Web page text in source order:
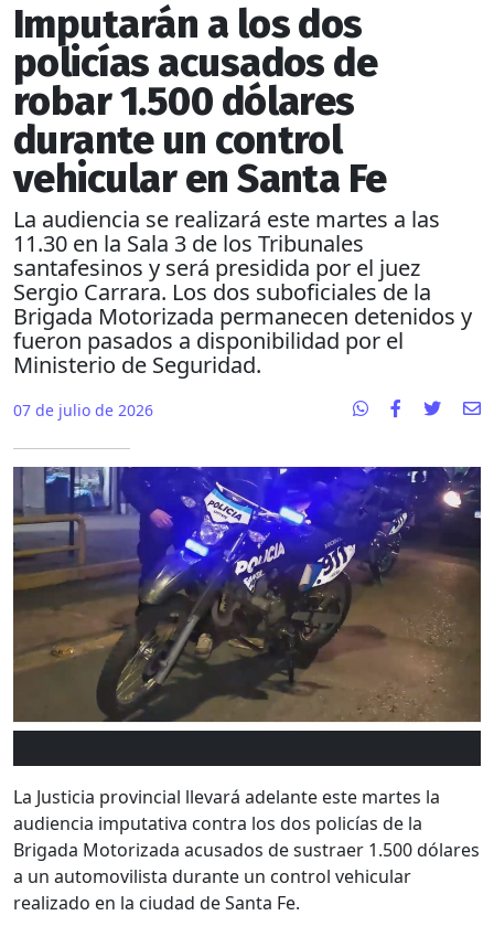
Imputarán a los dos
policías acusados de
robar 1.500 dólares
durante un control
vehicular en Santa Fe
La audiencia se realizará este martes a las
11.30 en la Sala 3 de los Tribunales
santafesinos y será presidida por el juez
Sergio Carrara. Los dos suboficiales de la
Brigada Motorizada permanecen detenidos y
fueron pasados a disponibilidad por el
Ministerio de Seguridad.
07 de julio de 2026
La Justicia provincial llevará adelante este martes la
audiencia imputativa contra los dos policías de la
Brigada Motorizada acusados de sustraer 1.500 dólares
a un automovilista durante un control vehicular
realizado en la ciudad de Santa Fe.